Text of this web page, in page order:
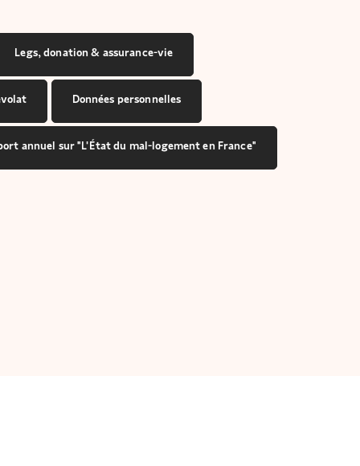
Legs, donation & assurance-vie
Données personnelles
annuel sur "L'État du mal-logement en France"